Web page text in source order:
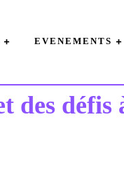
EVENEMENTS
des défis